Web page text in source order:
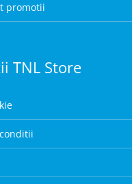
promotii
TNL Store